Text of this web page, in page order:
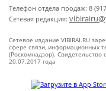
Телефон отдела продаж: 8
Сетевая редакция:
Сетевое издание VIBIRAI.RU
сфере связи, информационных
(Роскомнадзор).
20.07.2017 года